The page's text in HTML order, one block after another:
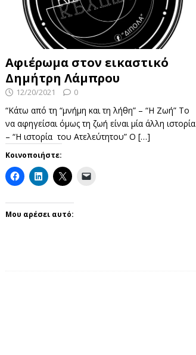
Αφιέρωμα στον εικαστικό
Δημήτρη Λάμπρου
12/20/2021 0
“Κάτω από τη “μνήμη και τη λήθη” – “Η Ζωή” Το
να αφηγείσαι όμως τη ζωή είναι μία άλλη ιστορία
– “Η ιστορία του Ατελεύτητου” Ο […]
Κοινοποιήστε:
Μου αρέσει αυτό: